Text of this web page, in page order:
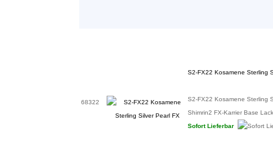
68322
S2-FX22 Kosamene Sterling
S2-FX22 Kosamene Sterling
Shimrin2 FX-Karrier Base
Sofort Lieferbar